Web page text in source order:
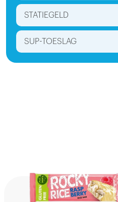
STATIEGELD
SUP-TOESLAG